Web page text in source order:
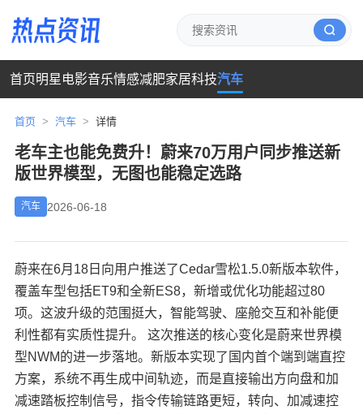
首页明星 电影音乐情感减肥家居科技汽车
首页 > 汽车 > 详情
老车主也能免费升！蔚来70万用户同步推送新
版世界模型，无图也能稳定选路
汽车 2026-06-18
蔚来在6月18日向用户推送了Cedar雪松1.5.0新版本软件，
覆盖车型包括ET9和全新ES8，新增或优化功能超过80
项。这波升级的范围挺大，智能驾驶、座舱交互和补能便
利性都有实质性提升。 这次推送的核心变化是蔚来世界模
型NWM的进一步落地。新版本实现了国内首个端到端直控
方案，系统不再生成中间轨迹，而是直接输出方向盘和加
减速踏板控制信号，指令传输链路更短，转向、加减速控